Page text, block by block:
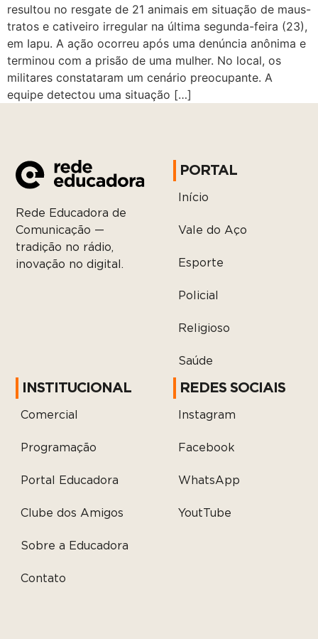
resultou no resgate de 21 animais em situação de maus-
tratos e cativeiro irregular na última segunda-feira (23),
em Iapu. A ação ocorreu após uma denúncia anônima e
terminou com a prisão de uma mulher. No local, os
militares constataram um cenário preocupante. A
equipe detectou uma situação […]
Rede Educadora de
Comunicação —
tradição no rádio,
inovação no digital.
PORTAL
Início
Vale do Aço
Esporte
Policial
Religioso
Saúde
INSTITUCIONAL
Comercial
Programação
Portal Educadora
Clube dos Amigos
Sobre a Educadora
Contato
REDES SOCIAIS
Instagram
Facebook
WhatsApp
YoutTube